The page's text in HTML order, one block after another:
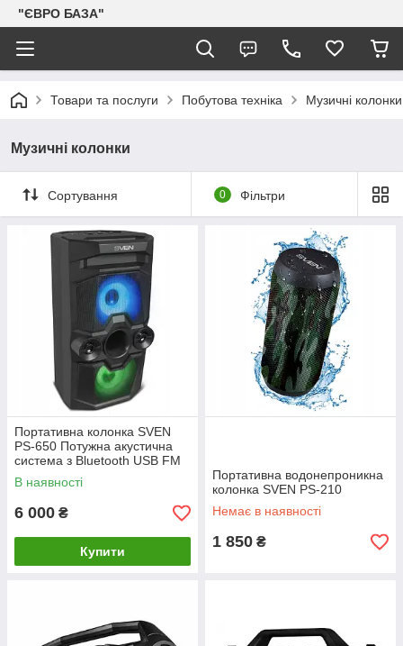
"ЄВРО БАЗА"
Товари та послуги Побутова техніка Музичні колонки
Музичні колонки
Сортування 0 Фільтри
Портативна колонка SVEN
PS-650 Потужна акустична
система з Bluetooth USB FM
В наявності
6 000 ₴
Купити
Портативна водонепроникна
колонка SVEN PS-210
Немає в наявності
1 850 ₴